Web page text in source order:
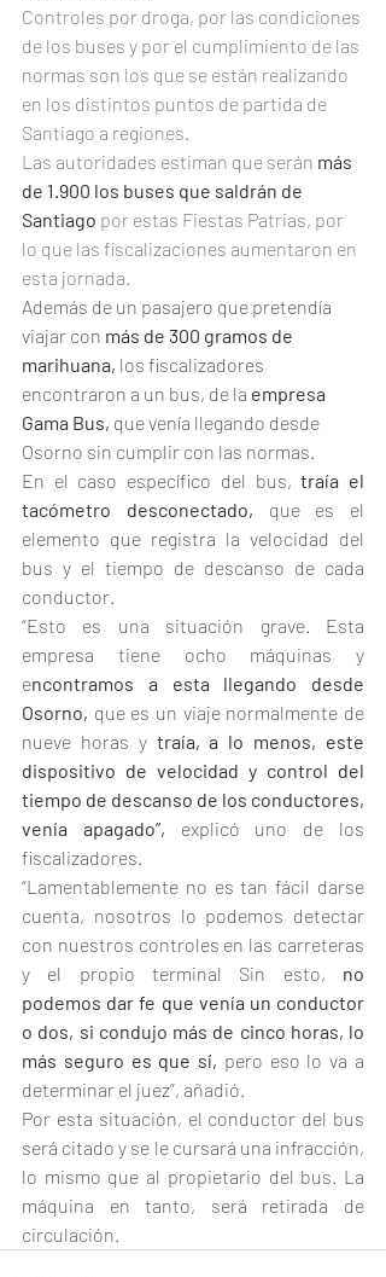
Controles por droga, por las condiciones
de los buses y por el cumplimiento de las
normas son los que se están realizando
en los distintos puntos de partida de
Santiago a regiones.
Las autoridades estiman que serán más
de 1.900 los buses que saldrán de
Santiago por estas Fiestas Patrias, por
lo que las fiscalizaciones aumentaron en
esta jornada.
Además de un pasajero que pretendía
viajar con más de 300 gramos de
marihuana, los fiscalizadores
encontraron a un bus, de la empresa
Gama Bus, que venía llegando desde
Osorno sin cumplir con las normas.
En el caso específico del bus, traía el
tacómetro desconectado, que es el
elemento que registra la velocidad del
bus y el tiempo de descanso de cada
conductor.
“Esto es una situación grave. Esta
empresa tiene ocho máquinas y
encontramos a esta llegando desde
Osorno, que es un viaje normalmente de
nueve horas y traía, a lo menos, este
dispositivo de velocidad y control del
tiempo de descanso de los conductores,
venía apagado”, explicó uno de los
fiscalizadores.
“Lamentablemente no es tan fácil darse
cuenta, nosotros lo podemos detectar
con nuestros controles en las carreteras
y el propio terminal Sin esto, no
podemos dar fe que venía un conductor
o dos, si condujo más de cinco horas, lo
más seguro es que sí, pero eso lo va a
determinar el juez”, añadió.
Por esta situación, el conductor del bus
será citado y se le cursará una infracción,
lo mismo que al propietario del bus. La
máquina en tanto, será retirada de
circulación.